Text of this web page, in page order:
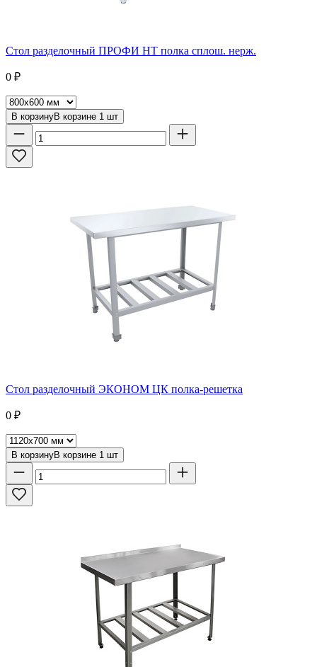
Стол разделочный ПРОФИ НТ полка сплош. нерж.
0 ₽
В корзинуВ корзине 1 шт
Стол разделочный ЭКОНОМ ЦК полка-решетка
0 ₽
В корзинуВ корзине 1 шт